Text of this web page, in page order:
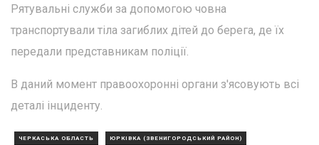
Рятувальні служби за допомогою човна
транспортували тіла загиблих дітей до берега, де їх
передали представникам поліції.
В даний момент правоохоронні органи з'ясовують всі
деталі інциденту.
ЧЕРКАСЬКА ОБЛАСТЬ ЮРКІВКА (ЗВЕНИГОРОДСЬКИЙ РАЙОН)